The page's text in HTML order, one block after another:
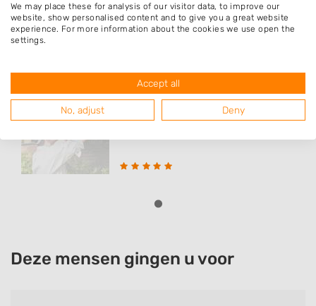
Populaire hoveniers
Sasaki Tuinonderhoud
Deze mensen gingen u voor
We may place these for analysis of our visitor data, to improve our
website, show personalised content and to give you a great website
experience. For more information about the cookies we use open the
settings.
Accept all
No, adjust Deny